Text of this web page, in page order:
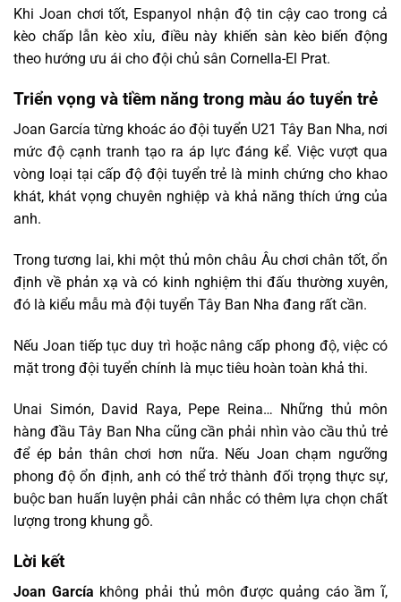
Khi Joan chơi tốt, Espanyol nhận độ tin cậy cao trong cả
kèo chấp lẫn kèo xỉu, điều này khiến sàn kèo biến động
theo hướng ưu ái cho đội chủ sân Cornella-El Prat.
Triển vọng và tiềm năng trong màu áo tuyển trẻ
Joan García từng khoác áo đội tuyển U21 Tây Ban Nha, nơi
mức độ cạnh tranh tạo ra áp lực đáng kể. Việc vượt qua
vòng loại tại cấp độ đội tuyển trẻ là minh chứng cho khao
khát, khát vọng chuyên nghiệp và khả năng thích ứng của
anh.
Trong tương lai, khi một thủ môn châu Âu chơi chân tốt, ổn
định về phản xạ và có kinh nghiệm thi đấu thường xuyên,
đó là kiểu mẫu mà đội tuyển Tây Ban Nha đang rất cần.
Nếu Joan tiếp tục duy trì hoặc nâng cấp phong độ, việc có
mặt trong đội tuyển chính là mục tiêu hoàn toàn khả thi.
Unai Simón, David Raya, Pepe Reina… Những thủ môn
hàng đầu Tây Ban Nha cũng cần phải nhìn vào cầu thủ trẻ
để ép bản thân chơi hơn nữa. Nếu Joan chạm ngưỡng
phong độ ổn định, anh có thể trở thành đối trọng thực sự,
buộc ban huấn luyện phải cân nhắc có thêm lựa chọn chất
lượng trong khung gỗ.
Lời kết
Joan García không phải thủ môn được quảng cáo ầm ĩ,